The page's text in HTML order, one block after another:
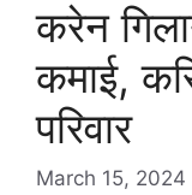
करेन
कमाई,
परिवार
March 15, 2024